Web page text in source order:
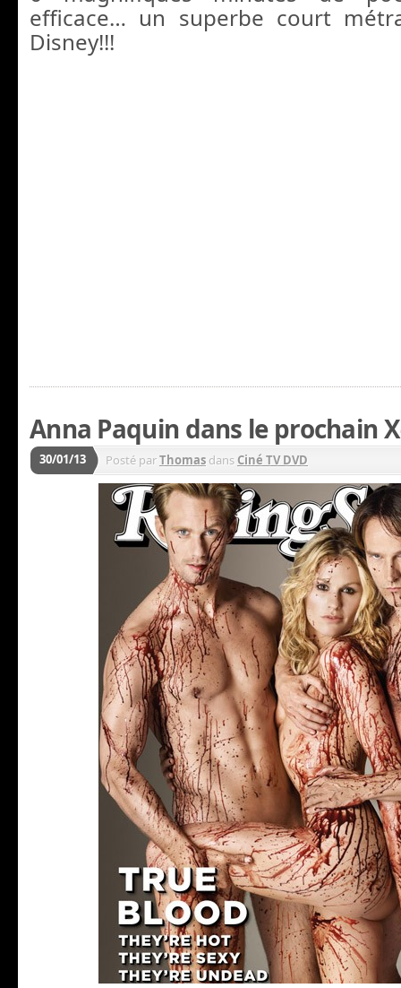
efficace… un superbe court
Disney!!!
Anna Paquin dans le prochain
30/01/13 Posté parThomas dans Ciné TV DVD